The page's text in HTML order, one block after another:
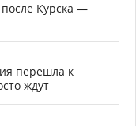
после Курска —
перешла к
ждут